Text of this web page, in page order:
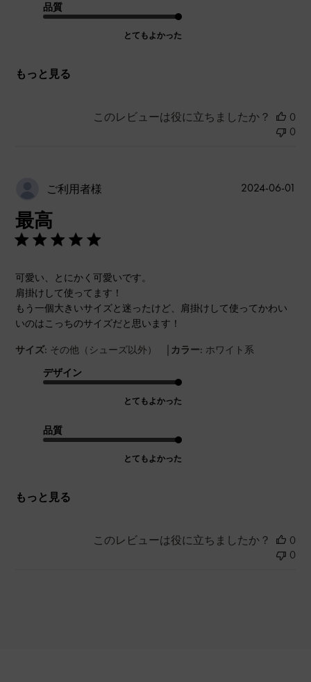
品質
とてもよかった
もっと見る
このレビューは役に立ちましたか？
0
0
ご利用者様
最高
可愛い、とにかく可愛いです。
肩掛けして使ってます！
もう一個大きいサイズと迷ったけど、肩掛けして使ってかわい
いのはこっちのサイズだと思います！
サイズ: その他（シューズ以外） | カラー: ホワイト系
デザイン
とてもよかった
品質
とてもよかった
もっと見る
2024-06-01
このレビューは役に立ちましたか？
0
0